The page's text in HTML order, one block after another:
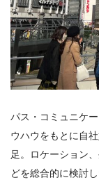
パス・コミュニケ
ウハウをもとに自
足。ロケーション
どを総合的に検討